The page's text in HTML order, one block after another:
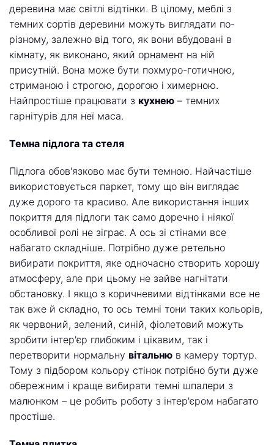
деревина має світлі відтінки. В цілому, меблі з
темних сортів деревини можуть виглядати по-
різному, залежно від того, як вони вбудовані в
кімнату, як виконано, який орнамент на ній
присутній. Вона може бути похмуро-готичною,
стриманою і строгою, дорогою і химерною.
Найпростіше працювати з кухнею – темних
гарнітурів для неї маса.
Темна підлога та стеля
Підлога обов'язково має бути темною. Найчастіше
використовується паркет, тому що він виглядає
дуже дорого та красиво. Але використання інших
покриття для підлоги так само доречно і ніякої
особливої ролі не зіграє. А ось зі стінами все
набагато складніше. Потрібно дуже ретельно
вибирати покриття, яке одночасно створить хорошу
атмосферу, але при цьому не зайве нагнітати
обстановку. І якщо з коричневими відтінками все не
так вже й складно, то ось темні тони таких кольорів,
як червоний, зелений, синій, фіолетовий можуть
зробити інтер'єр глибоким і цікавим, так і
перетворити нормальну вітальню в камеру тортур.
Тому з підбором кольору стінок потрібно бути дуже
обережним і краще вибирати темні шпалери з
малюнком – це робить роботу з інтер'єром набагато
простіше.